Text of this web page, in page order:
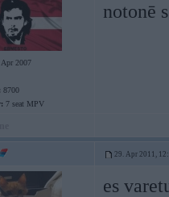
Apr 2007
8700
7 seat MPV
notonē
29. Apr 2011,
es